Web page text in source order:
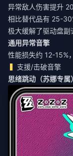
异常敌人伤害提升
相比替代品有 25-
极大缓解了驱动盘副
通用异常音擎
性能损失约 12-15%
支援/击破音擎
思绪跳动（苏娜专属）